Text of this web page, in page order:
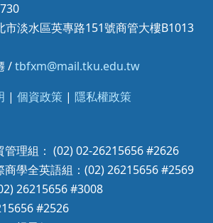
市淡水區英專路151號商管大樓B1013
/tbfxm@mail.tku.edu.tw
| 個資政策 | 隱私權政策
管理組： (02) 02-26215656 #2626
商學全英語組：(02) 26215656 #2569
26215656 #3008
#2526